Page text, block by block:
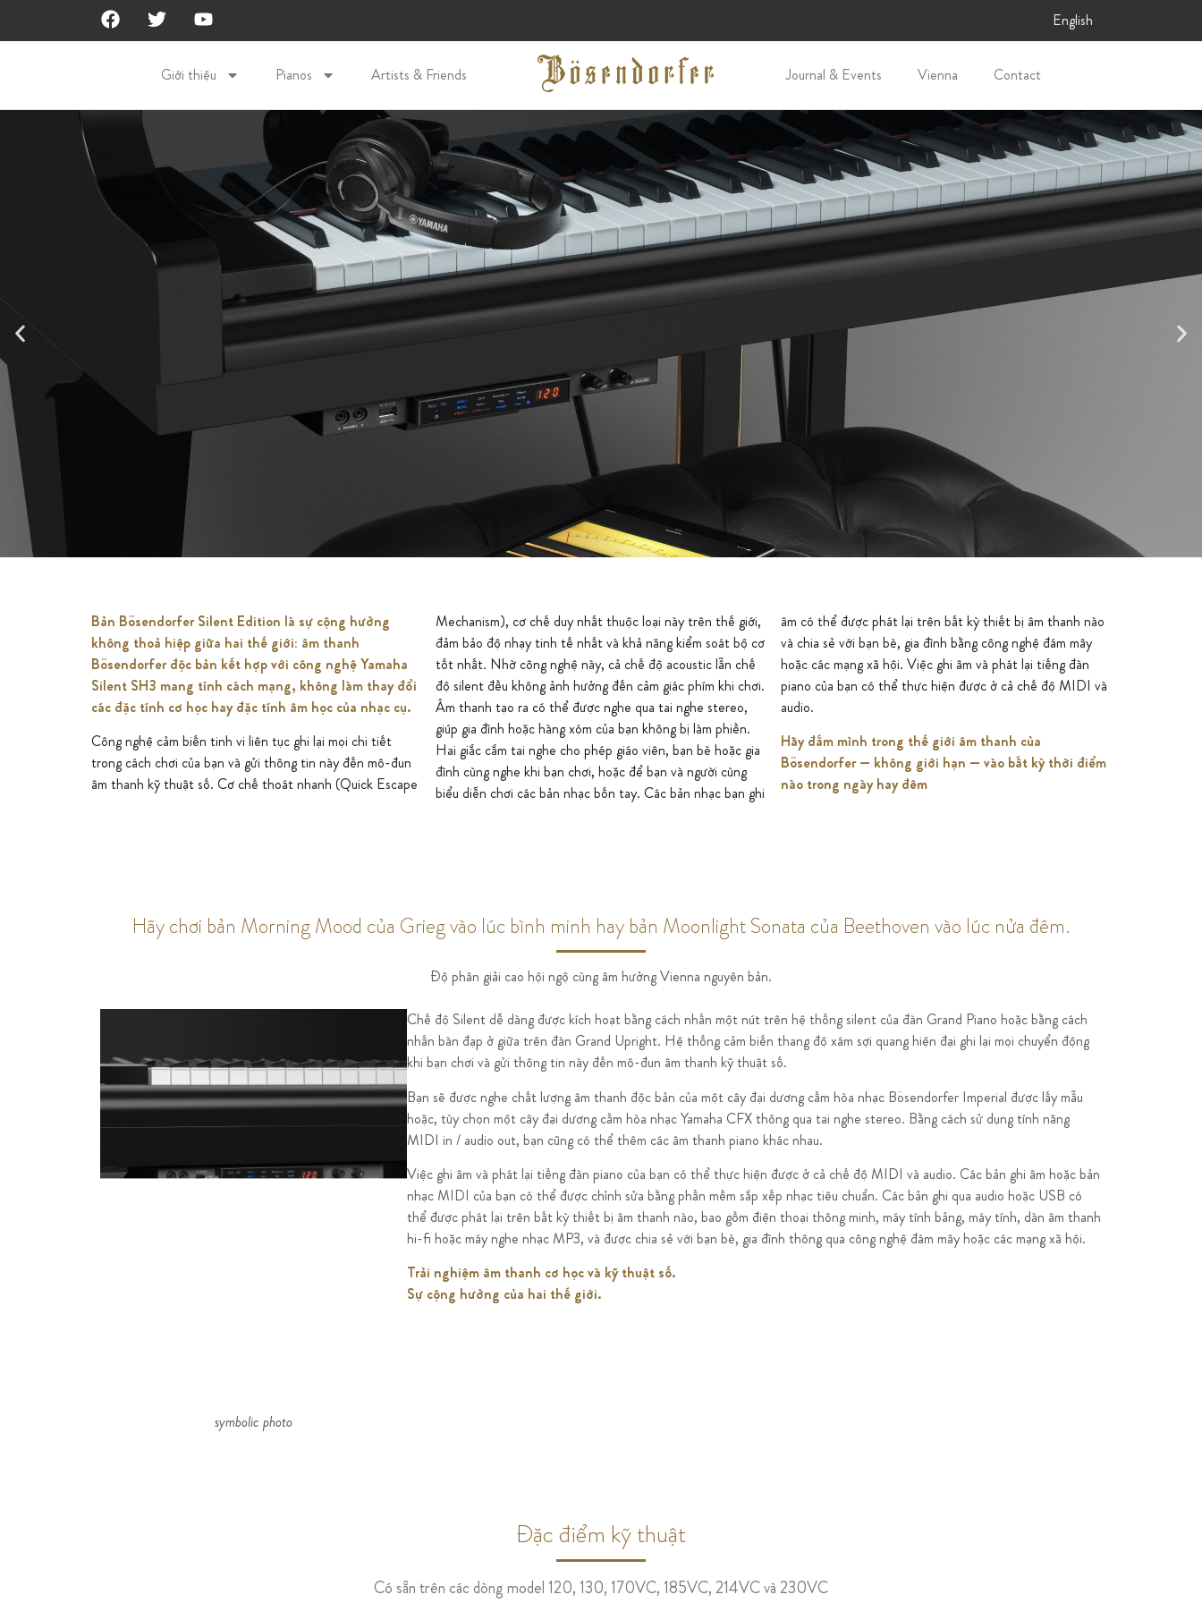
English
Giới thiệu Pianos Artists & Friends Journal & Events Vienna Contact
Silent Edition
Limitless Passion at any Time
of Day or Night
Bản Bösendorfer Silent Edition là sự cộng hưởng
không thoả hiệp giữa hai thế giới: âm thanh
Bösendorfer độc bản kết hợp với công nghệ Yamaha
Silent SH3 mang tính cách mạng, không làm thay đổi
các đặc tính cơ học hay đặc tính âm học của nhạc cụ.
Công nghệ cảm biến tinh vi liên tục ghi lại mọi chi tiết
trong cách chơi của bạn và gửi thông tin này đến mô-đun
âm thanh kỹ thuật số. Cơ chế thoát nhanh (Quick Escape
Mechanism), cơ chế duy nhất thuộc loại này trên thế giới,
đảm bảo độ nhạy tinh tế nhất và khả năng kiểm soát bộ cơ
tốt nhất. Nhờ công nghệ này, cả chế độ acoustic lẫn chế
độ silent đều không ảnh hưởng đến cảm giác phím khi chơi.
Âm thanh tạo ra có thể được nghe qua tai nghe stereo,
giúp gia đình hoặc hàng xóm của bạn không bị làm phiền.
Hai giắc cắm tai nghe cho phép giáo viên, bạn bè hoặc gia
đình cùng nghe khi bạn chơi, hoặc để bạn và người cùng
biểu diễn chơi các bản nhạc bốn tay. Các bản nhạc bạn ghi
âm có thể được phát lại trên bất kỳ thiết bị âm thanh nào
và chia sẻ với bạn bè, gia đình bằng công nghệ đám mây
hoặc các mạng xã hội. Việc ghi âm và phát lại tiếng đàn
piano của bạn có thể thực hiện được ở cả chế độ MIDI và
audio.
Hãy đắm mình trong thế giới âm thanh của
Bösendorfer — không giới hạn — vào bất kỳ thời điểm
nào trong ngày hay đêm
Hãy chơi bản Morning Mood của Grieg vào lúc bình minh hay bản Moonlight Sonata của Beethoven vào lúc nửa đêm.
Độ phân giải cao hội ngộ cùng âm hưởng Vienna nguyên bản.
symbolic photo
Chế độ Silent dễ dàng được kích hoạt bằng cách nhấn một nút trên hệ thống silent của đàn Grand Piano hoặc bằng cách
nhấn bàn đạp ở giữa trên đàn Grand Upright. Hệ thống cảm biến thang độ xám sợi quang hiện đại ghi lại mọi chuyển động
khi bạn chơi và gửi thông tin này đến mô-đun âm thanh kỹ thuật số.
Bạn sẽ được nghe chất lượng âm thanh độc bản của một cây đại dương cầm hòa nhạc Bösendorfer Imperial được lấy mẫu
hoặc, tùy chọn một cây đại dương cầm hòa nhạc Yamaha CFX thông qua tai nghe stereo. Bằng cách sử dụng tính năng
MIDI in / audio out, bạn cũng có thể thêm các âm thanh piano khác nhau.
Việc ghi âm và phát lại tiếng đàn piano của bạn có thể thực hiện được ở cả chế độ MIDI và audio. Các bản ghi âm hoặc bản
nhạc MIDI của bạn có thể được chỉnh sửa bằng phần mềm sắp xếp nhạc tiêu chuẩn. Các bản ghi qua audio hoặc USB có
thể được phát lại trên bất kỳ thiết bị âm thanh nào, bao gồm điện thoại thông minh, máy tính bảng, máy tính, dàn âm thanh
hi-fi hoặc máy nghe nhạc MP3, và được chia sẻ với bạn bè, gia đình thông qua công nghệ đám mây hoặc các mạng xã hội.
Trải nghiệm âm thanh cơ học và kỹ thuật số.
Sự cộng hưởng của hai thế giới.
Đặc điểm kỹ thuật
Có sẵn trên các dòng model 120, 130, 170VC, 185VC, 214VC và 230VC